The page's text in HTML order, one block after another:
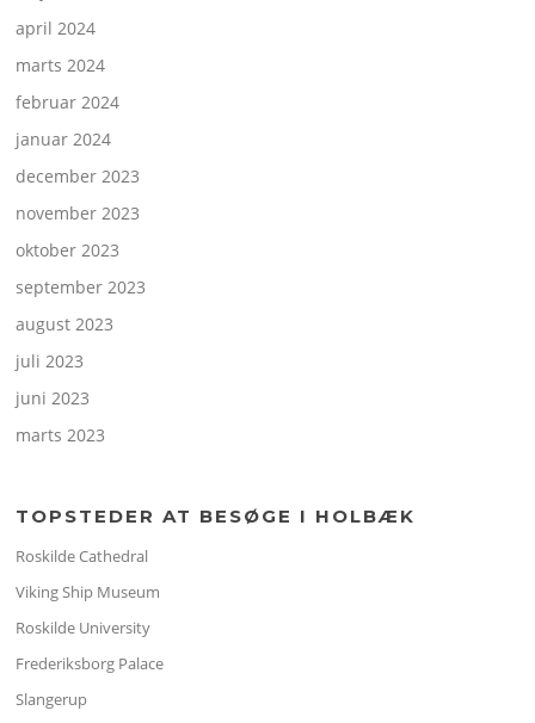
april 2024
marts 2024
februar 2024
januar 2024
december 2023
november 2023
oktober 2023
september 2023
august 2023
juli 2023
juni 2023
marts 2023
TOPSTEDER AT BESØGE I HOLBÆK
Roskilde Cathedral
Viking Ship Museum
Roskilde University
Frederiksborg Palace
Slangerup